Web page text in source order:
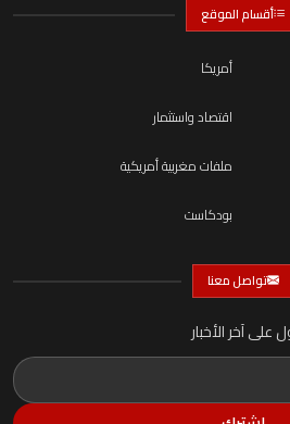
أقسام الموقع
أمريكا
اقتصاد واستثمار
ملفات مغربية أمريكية
بودكاست
تواصل معنا
على آخر الأخبار